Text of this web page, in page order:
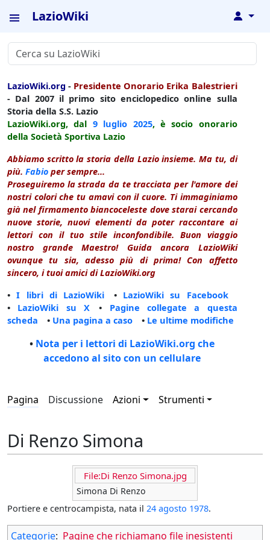
LazioWiki ↓
LazioWiki.org - Presidente Onorario Erika Balestrieri
- Dal 2007 il primo sito enciclopedico online sulla
Storia della S.S. Lazio
LazioWiki.org, dal 9 luglio 2025, è socio onorario
della Società Sportiva Lazio
Abbiamo scritto la storia della Lazio insieme. Ma tu, di
più. Fabio per sempre...
Proseguiremo la strada da te tracciata per l'amore dei
nostri colori che tu amavi con il cuore. Ti immaginiamo
già nel firmamento biancoceleste dove starai cercando
nuove storie, nuovi elementi da poter raccontare ai
lettori con il tuo stile inconfondibile. Buon viaggio
nostro grande Maestro! Guida ancora LazioWiki
ovunque tu sia, adesso più di prima! Con affetto
sincero, i tuoi amici di LazioWiki.org
•I libri di LazioWiki • LazioWiki su Facebook
• LazioWiki su X • Pagine collegate a questa
scheda • Una pagina a caso • Le ultime modifiche
• Nota per i lettori di LazioWiki.org che
accedono al sito con un cellulare
Pagina Discussione Azioni Strumenti
Di Renzo Simona
File:Di Renzo Simona.jpg
Simona Di Renzo
Portiere e centrocampista, nata il 24 agosto 1978.
Categorie: Pagine che richiamano file inesistenti